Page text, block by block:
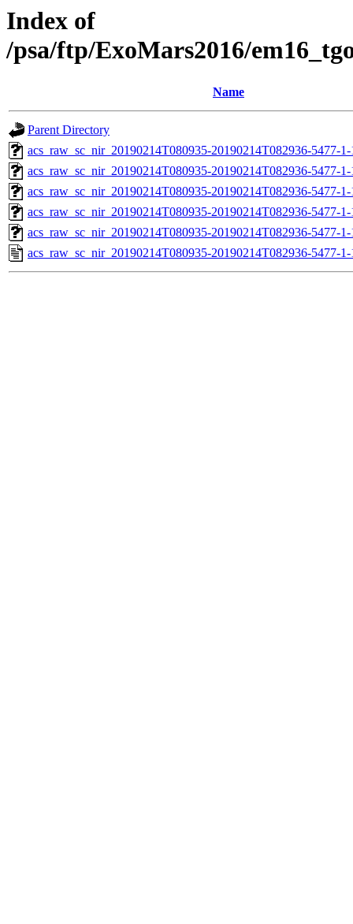
Index of
/psa/ftp/ExoMars2016/
Name
Parent Directory
acs_raw_sc_nir_20190214T080935-20190214T082936-5477-
acs_raw_sc_nir_20190214T080935-20190214T082936-5477-
acs_raw_sc_nir_20190214T080935-20190214T082936-5477-
acs_raw_sc_nir_20190214T080935-20190214T082936-5477-
acs_raw_sc_nir_20190214T080935-20190214T082936-5477-
acs_raw_sc_nir_20190214T080935-20190214T082936-5477-